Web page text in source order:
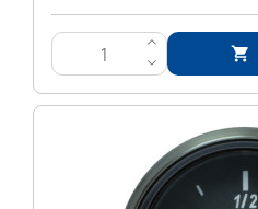
>
<
